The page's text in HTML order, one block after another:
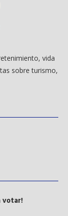
vida
sobre turismo,
votar!